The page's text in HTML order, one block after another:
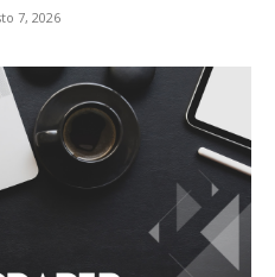
7, 2026